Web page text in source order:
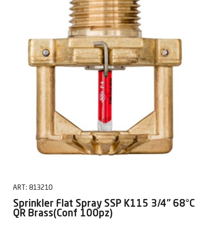
ART: 813210
Sprinkler Flat Spray SSP K115 3/4" 68°C
QR Brass(Conf 100pz)